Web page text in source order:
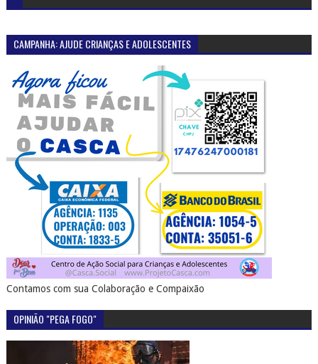
CAMPANHA: AJUDE CRIANÇAS E ADOLESCENTES
Contamos com sua Colaboração e Compaixão
OPINIÃO "PEGA FOGO"